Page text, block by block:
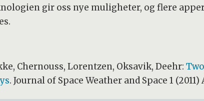
gir oss nye muligheter, og flere
Chernouss, Lorentzen, Oksavik, Deehr:
. Journal of Space Weather and Space 1 (2011)